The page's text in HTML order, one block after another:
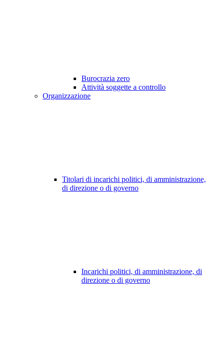
Burocrazia zero
Attività soggette a controllo
Organizzazione
Titolari di incarichi politici, di amministrazione,
di direzione o di governo
Incarichi politici, di amministrazione, di
direzione o di governo